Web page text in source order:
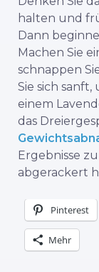
halten und
Dann
Machen Sie
schnappen
Sie sich
einem
das
Ergebnisse
abgerackert
Pinterest
Mehr